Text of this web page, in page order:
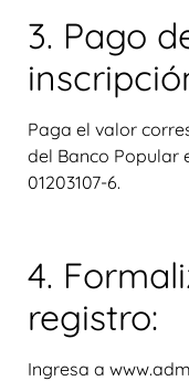
3. Pago
Paga el valor
del Banco Popular
01203107-6.
4.
registro:
Ingresa a